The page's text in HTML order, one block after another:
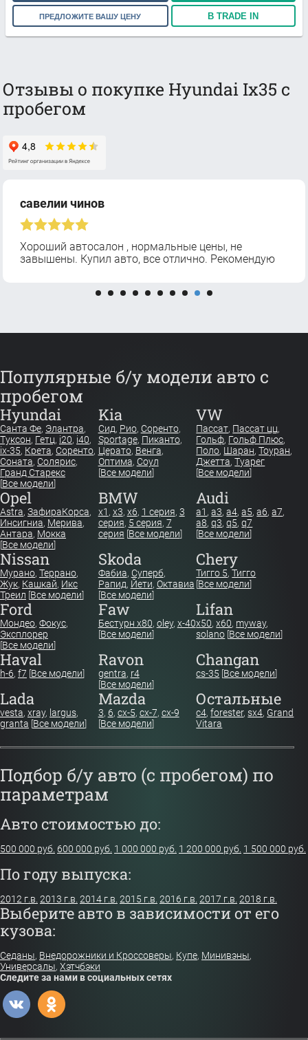
ПРЕДЛОЖИТЕ ВАШУ ЦЕНУ В TRADE IN
Отзывы о покупке Hyundai Ix35 с
пробегом
Алексей Л.
Успешно была совершена покупка в этом
автоцентре! Уютно, чисто, опрятные сотрудники и
может определиться с авто. Тут обязательно
Популярные б/у модели авто с
пробегом
Hyundai
Санта Фе,Элантра
Туксон,Гетц,
ix-35,Крета
Соната,Солярис,
Гранд Старекс
[Все модели]
Kia
Сид,Рио,Соренто
Церато,Венга
Оптима,Соул
[Все модели]
VW
Пассат,Пассат цц
Поло,Шаран
Джетта,Туарег
[Все модели]
Opel
Astra,Зафира
Инсигниа,Мерива
Антара,Мокка
[Все модели]
x1,x3,x6,
серия, 5 серия,
серия
Все модели]
a1,a3,a4,
a8,q3 ,q5,q7
[Все модели]
Nissan
Мурано Террано
Жук,Кашкай
Треил[Все модели
Skoda
Фабиа,Суперб,
Рапид,Йети,
Chery
Тигго 5, Тигго
[Все модели]
Ford
Мондео,Фокус,
[Все модели
Faw
Бестурн х80
[Все модели]
Lifan
x50,x60,myway,
Haval
h-6,f7 Все модели]
Ravon
gentra,r4
Changan
cs-35
Lada
granta[Все модели]
Mazda
[Все модели]
Остальные
Vitara
Подбор б/у авто (с пробегом) по
параметрам
Авто стоимостью до:
500 000 руб. 600 000 руб.1 000 000 руб. 1 200 000 руб.1 500 000 руб.
По году выпуска:
Выберите авто в зависимости от его
кузова:
Седаны , Внедорожники и Кроссоверы
Универсалы,Хэтчбэки